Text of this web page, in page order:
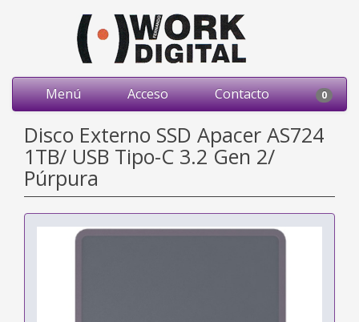
Menú Acceso Contacto 0
Disco Externo SSD Apacer AS724
1TB/ USB Tipo-C 3.2 Gen 2/
Púrpura